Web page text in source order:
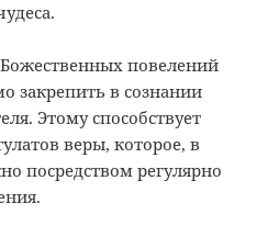
повелений
закрепить в сознании
Этому способствует
веры, которое, в
посредством регулярно